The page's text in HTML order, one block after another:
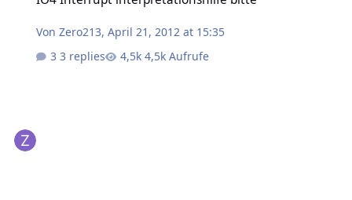
VonZero213,April 21, 2012 at 15:35
3 replies
4,5k Aufrufe